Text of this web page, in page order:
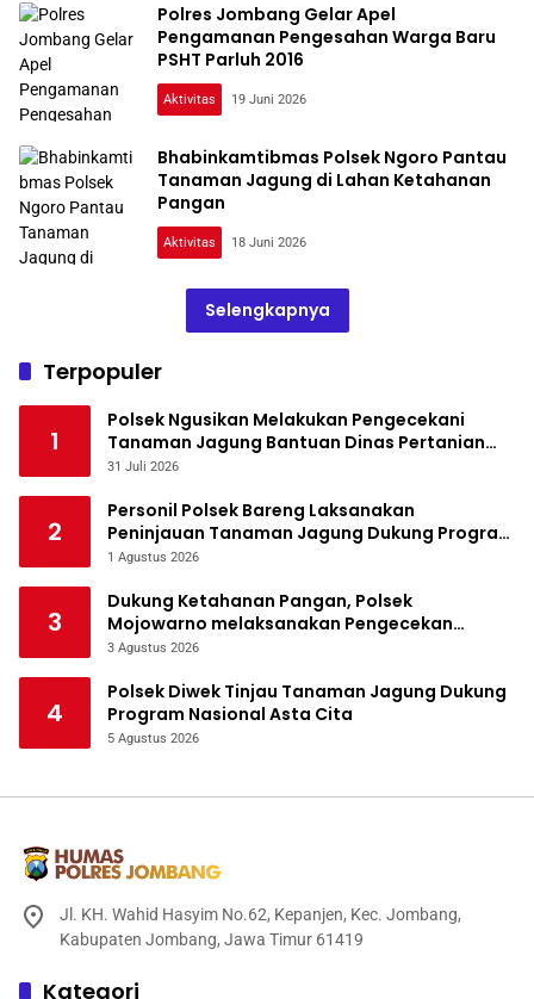
Polres Jombang Gelar Apel
Pengamanan Pengesahan Warga Baru
PSHT Parluh 2016
Aktivitas 19 Juni 2026
Bhabinkamtibmas Polsek Ngoro Pantau
Tanaman Jagung di Lahan Ketahanan
Pangan
Aktivitas 18 Juni 2026
Selengkapnya
Terpopuler
1
Polsek Ngusikan Melakukan Pengecekani
Tanaman Jagung Bantuan Dinas Pertanian
melalui Polres Jombang
31 Juli 2026
2
Personil Polsek Bareng Laksanakan
Peninjauan Tanaman Jagung Dukung Program
Ketahanan Pangan
1 Agustus 2026
3
Dukung Ketahanan Pangan, Polsek
Mojowarno melaksanakan Pengecekan
Tanaman Jagung
3 Agustus 2026
4
Polsek Diwek Tinjau Tanaman Jagung Dukung
Program Nasional Asta Cita
5 Agustus 2026
Jl. KH. Wahid Hasyim No.62, Kepanjen, Kec. Jombang,
Kabupaten Jombang, Jawa Timur 61419
Kategori